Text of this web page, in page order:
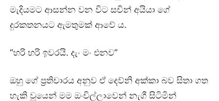
මැදියමට ආසන්න වන විට සචින් අයියා ගේ
දුරකතනයට ඇමතුමක් ආවේ ය.
“හරි හරි ඉවරයි. දැං මං එනව”
ඔහු ගේ ප්‍රතිචාරය අනුව ඒ දෙව්නි අක්කා බව සිතා ගත
හැකි වූයෙන් මම ඔංචිල්ලාවෙන් නැගී සිටිමින්